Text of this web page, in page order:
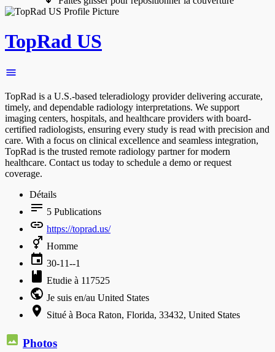
TopRad US
TopRad is a U.S.-based teleradiology provider delivering accurate,
timely, and dependable radiology interpretations. We support
imaging centers, hospitals, and healthcare providers with board-
certified radiologists, ensuring every study is read with precision and
care. With a focus on clinical excellence and seamless integration,
TopRad is the trusted remote radiology partner for modern
healthcare. Contact us today to schedule a demo or request
coverage.
Détails
5 Publications
https://toprad.us/
Homme
30-11--1
Etudie à 117525
Je suis en/au United States
Situé à Boca Raton, Florida, 33432, United States
Photos